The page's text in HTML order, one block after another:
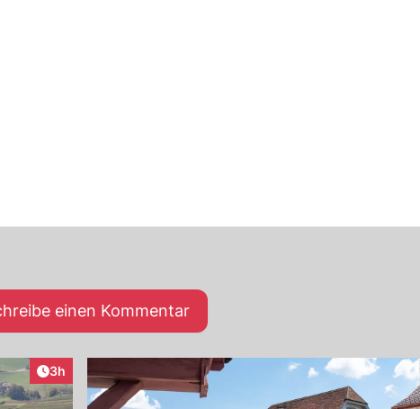
einen Kommentar
Artikel veröffentlicht:
3h